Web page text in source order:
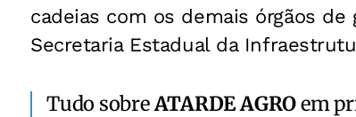
cadeias com os demais órgãos
Secretaria Estadual da
Tudo sobreATARDE AGROem